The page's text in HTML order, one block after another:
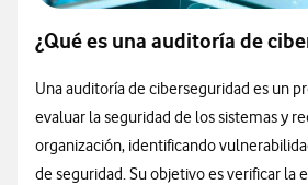
¿Qué es una auditoría de
Una auditoría de ciberseguridad es un
evaluar la seguridad de los sistemas y
organización, identificando
de seguridad. Su objetivo es verificar la